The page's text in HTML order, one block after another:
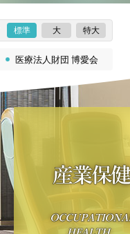
標準 大 特大
医療法人財団 博愛会